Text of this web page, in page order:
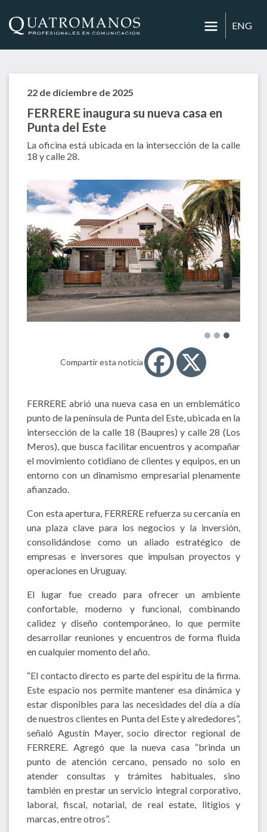
ENG
22 de diciembre de 2025
FERRERE inaugura su nueva casa en
Punta del Este
La oficina está ubicada en la intersección de la calle
18 y calle 28.
Compartir esta noticia
FERRERE abrió una nueva casa en un emblemático
punto de la península de Punta del Este, ubicada en la
intersección de la calle 18 (Baupres) y calle 28 (Los
Meros), que busca facilitar encuentros y acompañar
el movimiento cotidiano de clientes y equipos, en un
entorno con un dinamismo empresarial plenamente
afianzado.
Con esta apertura, FERRERE refuerza su cercanía en
una plaza clave para los negocios y la inversión,
consolidándose como un aliado estratégico de
empresas e inversores que impulsan proyectos y
operaciones en Uruguay.
El lugar fue creado para ofrecer un ambiente
confortable, moderno y funcional, combinando
calidez y diseño contemporáneo, lo que permite
desarrollar reuniones y encuentros de forma fluida
en cualquier momento del año.
“El contacto directo es parte del espíritu de la firma.
Este espacio nos permite mantener esa dinámica y
estar disponibles para las necesidades del día a día
de nuestros clientes en Punta del Este y alrededores”,
señaló Agustín Mayer, socio director regional de
FERRERE. Agregó que la nueva casa “brinda un
punto de atención cercano, pensado no solo en
atender consultas y trámites habituales, sino
también en prestar un servicio integral corporativo,
laboral, fiscal, notarial, de real estate, litigios y
marcas, entre otros”.